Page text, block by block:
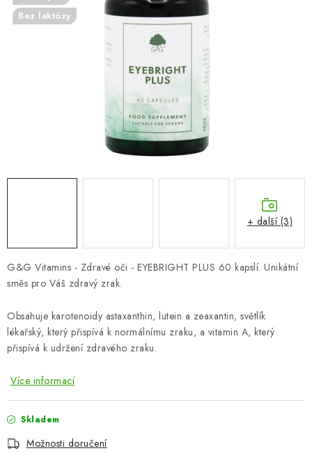
PŘÍSTROJE
ZDRAVOTNÍ OKRUHY
Odborný garant MUDr. Monika Klaudysová
Obchodní podmínky Kontakty
G&G Vitamins - Zdravé oči - EYEBRIGHT PLUS 60 kapslí. Unikátní
směs pro Váš zdravý zrak.
Obsahuje karotenoidy astaxanthin, lutein a zeaxantin, světlík
lékařský, který přispívá k normálnímu zraku, a vitamin A, který
přispívá k udržení zdravého zraku.
Více informací
Skladem
Možnosti doručení
Bez laktózy
+ další (3)